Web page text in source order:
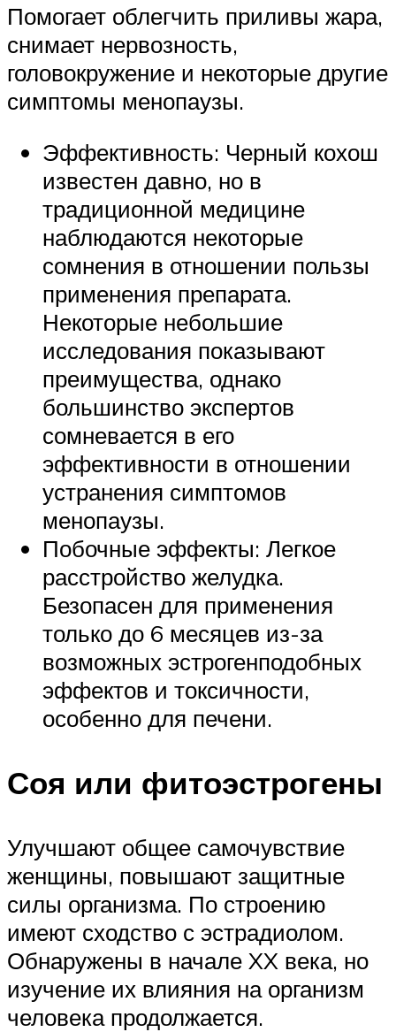
Помогает облегчить приливы жара,
снимает нервозность,
головокружение и некоторые другие
симптомы менопаузы.
Эффективность: Черный кохош
известен давно, но в
традиционной медицине
наблюдаются некоторые
сомнения в отношении пользы
применения препарата.
Некоторые небольшие
исследования показывают
преимущества, однако
большинство экспертов
сомневается в его
эффективности в отношении
устранения симптомов
менопаузы.
Побочные эффекты: Легкое
расстройство желудка.
Безопасен для применения
только до 6 месяцев из-за
возможных эстрогенподобных
эффектов и токсичности,
особенно для печени.
Соя или фитоэстрогены
Улучшают общее самочувствие
женщины, повышают защитные
силы организма. По строению
имеют сходство с эстрадиолом.
Обнаружены в начале XX века, но
изучение их влияния на организм
человека продолжается.